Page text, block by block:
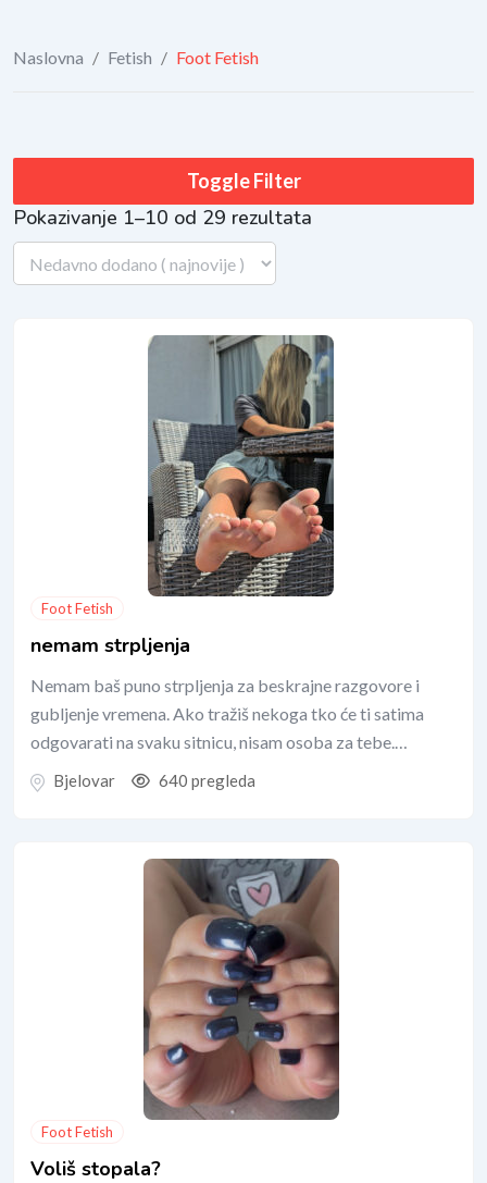
Naslovna / Fetish / Foot Fetish
Pokazivanje 1–10 od 29 rezultata
Foot Fetish
nemam strpljenja
Nemam baš puno strpljenja za beskrajne razgovore i
gubljenje vremena. Ako tražiš nekoga tko će ti satima
odgovarati na svaku sitnicu, nisam osoba za tebe.…
Bjelovar 640 pregleda
Foot Fetish
Voliš stopala?
Toggle Filter